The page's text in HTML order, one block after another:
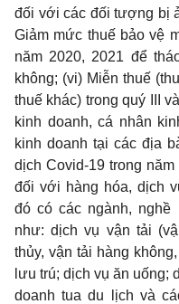
đối với các đối tượng bị
Giảm mức thuế bảo vệ
năm 2020, 2021 để
không; (vi) Miễn thuế
thuế khác) trong quý III
kinh doanh, cá nhân
kinh doanh tại các địa
dịch Covid-19 trong
đối với hàng hóa, dịch
đó có các ngành,
như: dịch vụ vận tải
thủy, vận tải hàng
lưu trú; dịch vụ ăn uống;
doanh tua du lịch và